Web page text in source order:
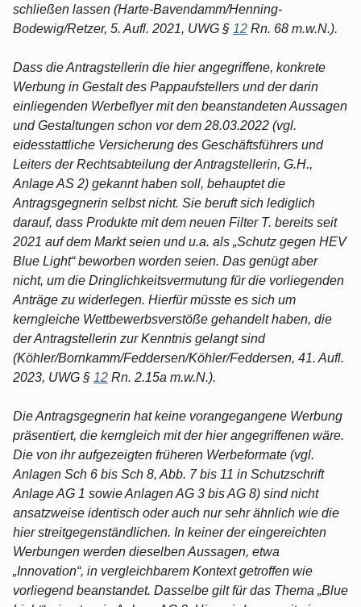
schließen lassen (Harte-Bavendamm/Henning-
Bodewig/Retzer, 5. Aufl. 2021, UWG § 12 Rn. 68 m.w.N.).
Dass die Antragstellerin die hier angegriffene, konkrete
Werbung in Gestalt des Pappaufstellers und der darin
einliegenden Werbeflyer mit den beanstandeten Aussagen
und Gestaltungen schon vor dem 28.03.2022 (vgl.
eidesstattliche Versicherung des Geschäftsführers und
Leiters der Rechtsabteilung der Antragstellerin, G.H.,
Anlage AS 2) gekannt haben soll, behauptet die
Antragsgegnerin selbst nicht. Sie beruft sich lediglich
darauf, dass Produkte mit dem neuen Filter T. bereits seit
2021 auf dem Markt seien und u.a. als „Schutz gegen HEV
Blue Light“ beworben worden seien. Das genügt aber
nicht, um die Dringlichkeitsvermutung für die vorliegenden
Anträge zu widerlegen. Hierfür müsste es sich um
kerngleiche Wettbewerbsverstöße gehandelt haben, die
der Antragstellerin zur Kenntnis gelangt sind
(Köhler/Bornkamm/Feddersen/Köhler/Feddersen, 41. Aufl.
2023, UWG § 12 Rn. 2.15a m.w.N.).
Die Antragsgegnerin hat keine vorangegangene Werbung
präsentiert, die kerngleich mit der hier angegriffenen wäre.
Die von ihr aufgezeigten früheren Werbeformate (vgl.
Anlagen Sch 6 bis Sch 8, Abb. 7 bis 11 in Schutzschrift
Anlage AG 1 sowie Anlagen AG 3 bis AG 8) sind nicht
ansatzweise identisch oder auch nur sehr ähnlich wie die
hier streitgegenständlichen. In keiner der eingereichten
Werbungen werden dieselben Aussagen, etwa
„Innovation“, in vergleichbarem Kontext getroffen wie
vorliegend beanstandet. Dasselbe gilt für das Thema „Blue